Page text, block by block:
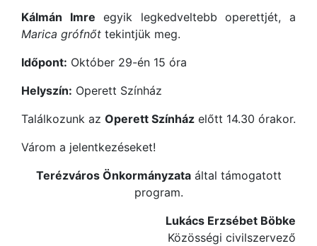
Kálmán Imre egyik legkedveltebb operettjét, a
Marica grófnőt tekintjük meg.
Időpont: Október 29-én 15 óra
Helyszín: Operett Színház
Találkozunk az Operett Színház előtt 14.30 órakor.
Várom a jelentkezéseket!
Terézváros Önkormányzataáltal támogatott
program.
Lukács Erzsébet Böbke
Közösségi civilszervező